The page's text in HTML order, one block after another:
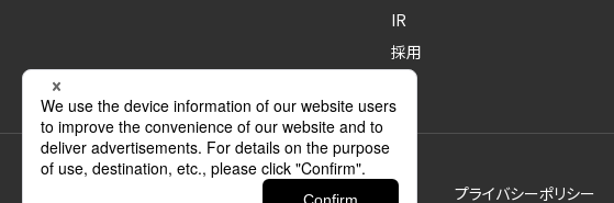
IR
採用
プライバシーポリシー